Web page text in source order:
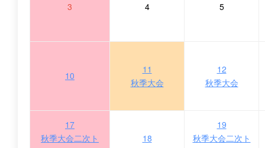
3 4 5
10
11
秋季大会
12
秋季大会
17
秋季大会二次ト
18
19
秋季大会二次ト